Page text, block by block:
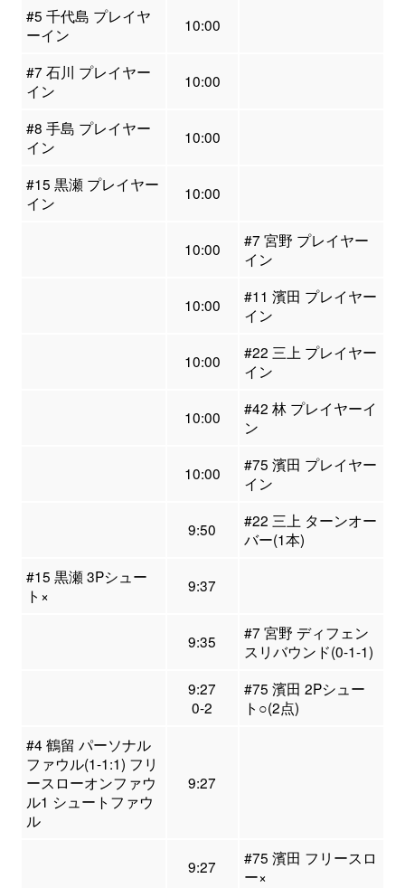
#5 千代島 プレイヤ
ーイン
10:00
#7 石川 プレイヤー
イン
10:00
#8 手島 プレイヤー
イン
10:00
#15 黒瀬 プレイヤー
イン
10:00
10:00
#7 宮野 プレイヤー
イン
10:00
#11 濱田 プレイヤー
イン
10:00
#22 三上 プレイヤー
イン
10:00
#42 林 プレイヤーイ
ン
10:00
#75 濱田 プレイヤー
イン
9:50
#22 三上 ターンオー
バー(1本)
#15 黒瀬 3Pシュー
ト×
9:37
9:35
#7 宮野 ディフェン
スリバウンド(0-1-1)
9:27
0-2
#75 濱田 2Pシュー
ト○(2点)
#4 鶴留 パーソナル
ファウル(1-1:1) フリ
ースローオンファウ
ル1 シュートファウ
ル
9:27
9:27
#75 濱田 フリースロ
ー×